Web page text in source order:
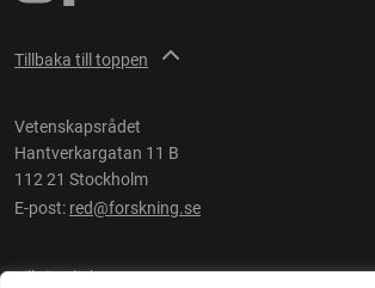
Tillbaka till toppen
Vetenskapsrådet
Hantverkargatan 11 B
112 21 Stockholm
E-post: red@forskning.se
Tillgänglighet